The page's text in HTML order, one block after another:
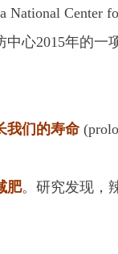
National Center
心2015年的
我们的寿命
肥。研究发现，